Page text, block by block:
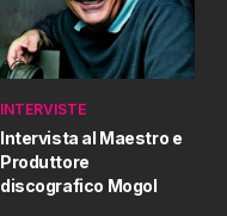
INTERVISTE
Intervista al Maestro e
Produttore
discografico Mogol